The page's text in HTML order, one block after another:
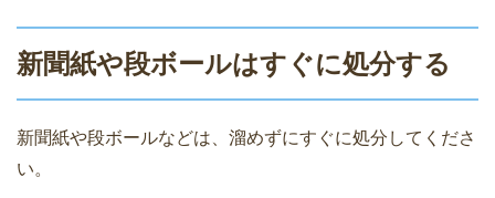
新聞紙や段ボールはすぐに処分する
新聞紙や段ボールなどは、溜めずにすぐに処分してくださ
い。